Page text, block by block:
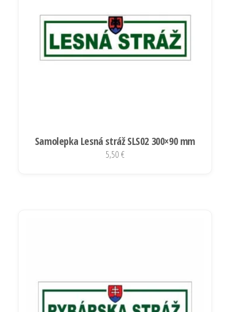
Samolepka Lesná stráž SLS02 300×90 mm
5,50 €